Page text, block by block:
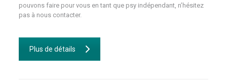
pouvons faire pour vous en tant que psy indépendant, n’hésitez
pas à nous contacter.
Plus de détails